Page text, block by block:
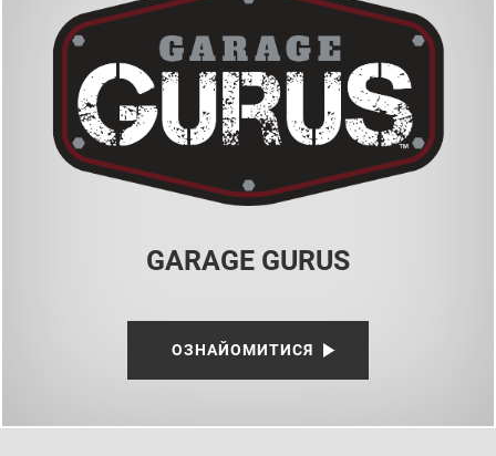
GARAGE GURUS
ОЗНАЙОМИТИСЯ